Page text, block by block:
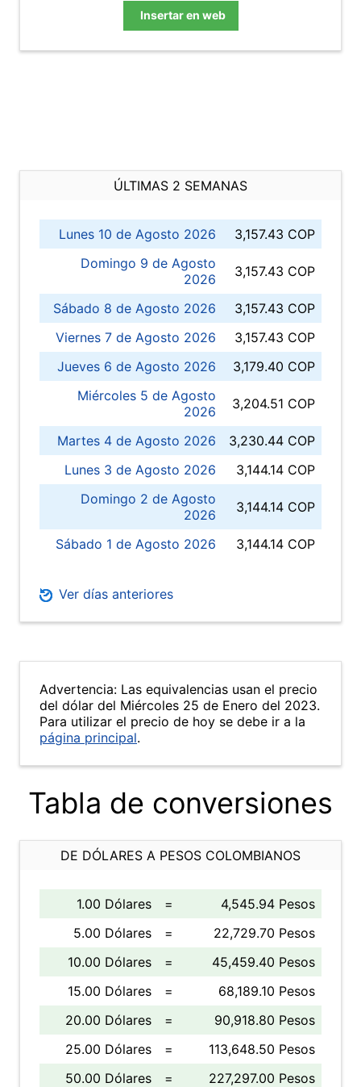
Insertar en web
ÚLTIMAS 2 SEMANAS
Lunes 10 de Agosto 2026
3,157.43 COP
Domingo 9 de Agosto
2026
3,157.43 COP
Sábado 8 de Agosto 2026
3,157.43 COP
Viernes 7 de Agosto 2026
3,157.43 COP
Jueves 6 de Agosto 2026
3,179.40 COP
Miércoles 5 de Agosto
2026
3,204.51 COP
Martes 4 de Agosto 2026
3,230.44 COP
Lunes 3 de Agosto 2026
3,144.14 COP
Domingo 2 de Agosto
2026
3,144.14 COP
Sábado 1 de Agosto 2026 3,144.14 COP
Ver días anteriores
Advertencia: Las equivalencias usan el precio
del dólar del Miércoles 25 de Enero del 2023.
Para utilizar el precio de hoy se debe ir a la
página principal.
Tabla de conversiones
DE DÓLARES A PESOS COLOMBIANOS
1.00 Dólares =
4,545.94 Pesos
5.00 Dólares
=
22,729.70 Pesos
10.00 Dólares
=
45,459.40 Pesos
15.00 Dólares
=
68,189.10 Pesos
20.00 Dólares
=
90,918.80 Pesos
25.00 Dólares
=
113,648.50 Pesos
50.00 Dólares
=
227,297.00 Pesos